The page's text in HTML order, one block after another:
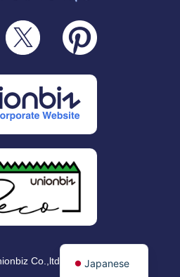
Co.,ltd. Japanese